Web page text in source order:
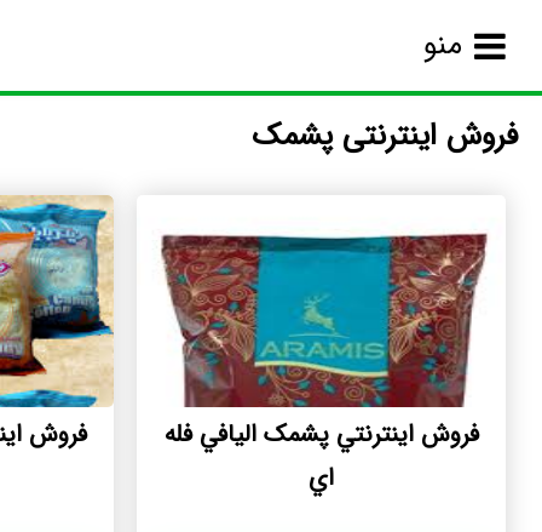
منو
فروش اینترنتی پشمک
فروش اينترنتي پشمک اليافي فله
اي
فروش